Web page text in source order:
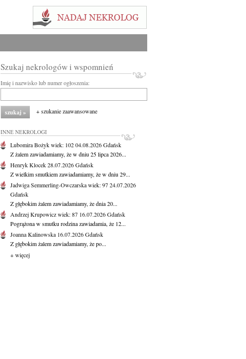
Szukaj nekrologów i wspomnień
Imię i nazwisko lub numer ogłoszenia:
+ szukanie zaawansowane
INNE NEKROLOGI
Lubomira Bożykwiek: 10204.08.2026Gdańsk
Z żalem zawiadamiamy, że w dniu 25 lipca 2026...
Henryk Klocek28.07.2026Gdańsk
Z wielkim smutkiem zawiadamiamy, że w dniu 29...
Jadwiga Semmerling-Owczarskawiek: 9724.07.2026
Gdańsk
Z głębokim żalem zawiadamiamy, że dnia 20...
Andrzej Krupowiczwiek: 87 16.07.2026Gdańsk
Pogrążona w smutku rodzina zawiadamia, że 12...
Joanna Kalinowska 16.07.2026Gdańsk
Z głębokim żalem zawiadamiamy, że po...
+ więcej